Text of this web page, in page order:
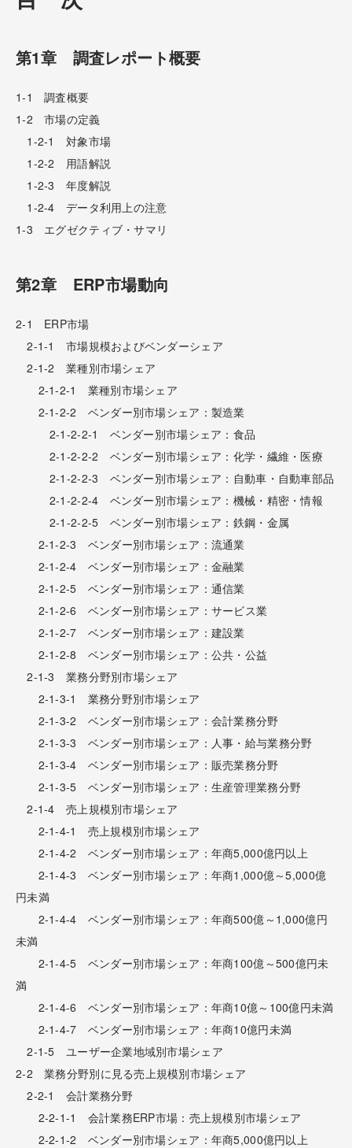
第1章 調査レポート概要
1-1 調査概要
1-2 市場の定義
1-2-1 対象市場
1-2-2 用語解説
1-2-3 年度解説
1-2-4 データ利用上の注意
1-3 エグゼクティブ・サマリ
第2章 ERP市場動向
2-1 ERP市場
2-1-1 市場規模およびベンダーシェア
2-1-2 業種別市場シェア
2-1-2-1 業種別市場シェア
2-1-2-2 ベンダー別市場シェア：製造業
2-1-2-2-1 ベンダー別市場シェア：食品
2-1-2-2-2 ベンダー別市場シェア：化学・繊維・医療
2-1-2-2-3 ベンダー別市場シェア：自動車・自動車部品
2-1-2-2-4 ベンダー別市場シェア：機械・精密・情報
2-1-2-2-5 ベンダー別市場シェア：鉄鋼・金属
2-1-2-3 ベンダー別市場シェア：流通業
2-1-2-4 ベンダー別市場シェア：金融業
2-1-2-5 ベンダー別市場シェア：通信業
2-1-2-6 ベンダー別市場シェア：サービス業
2-1-2-7 ベンダー別市場シェア：建設業
2-1-2-8 ベンダー別市場シェア：公共・公益
2-1-3 業務分野別市場シェア
2-1-3-1 業務分野別市場シェア
2-1-3-2 ベンダー別市場シェア：会計業務分野
2-1-3-3 ベンダー別市場シェア：人事・給与業務分野
2-1-3-4 ベンダー別市場シェア：販売業務分野
2-1-3-5 ベンダー別市場シェア：生産管理業務分野
2-1-4 売上規模別市場シェア
2-1-4-1 売上規模別市場シェア
2-1-4-2 ベンダー別市場シェア：年商5,000億円以上
2-1-4-3 ベンダー別市場シェア：年商1,000億～5,000億
円未満
2-1-4-4 ベンダー別市場シェア：年商500億～1,000億円
未満
2-1-4-5 ベンダー別市場シェア：年商100億～500億円未
満
2-1-4-6 ベンダー別市場シェア：年商10億～100億円未満
2-1-4-7 ベンダー別市場シェア：年商10億円未満
2-1-5 ユーザー企業地域別市場シェア
2-2 業務分野別に見る売上規模別市場シェア
2-2-1 会計業務分野
2-2-1-1 会計業務ERP市場：売上規模別市場シェア
2-2-1-2 ベンダー別市場シェア：年商5,000億円以上